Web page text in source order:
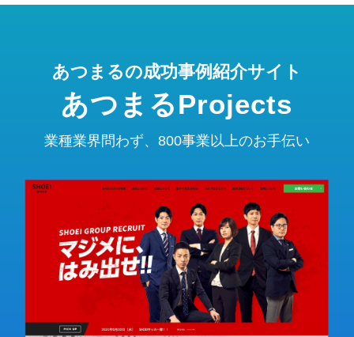
あつまるの成功事例紹介サイト
あつまるProjects
業種業界問わず、800事業以上のお手伝い